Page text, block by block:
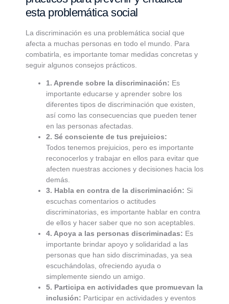
esta problemática social
La discriminación es una problemática social que
afecta a muchas personas en todo el mundo. Para
combatirla, es importante tomar medidas concretas y
seguir algunos consejos prácticos.
1. Aprende sobre la discriminación: Es
importante educarse y aprender sobre los
diferentes tipos de discriminación que existen,
así como las consecuencias que pueden tener
en las personas afectadas.
2. Sé consciente de tus prejuicios:
Todos tenemos prejuicios, pero es importante
reconocerlos y trabajar en ellos para evitar que
afecten nuestras acciones y decisiones hacia los
demás.
3. Habla en contra de la discriminación: Si
escuchas comentarios o actitudes
discriminatorias, es importante hablar en contra
de ellos y hacer saber que no son aceptables.
4. Apoya a las personas discriminadas: Es
importante brindar apoyo y solidaridad a las
personas que han sido discriminadas, ya sea
escuchándolas, ofreciendo ayuda o
simplemente siendo un amigo.
5. Participa en actividades que promuevan la
inclusión: Participar en actividades y eventos